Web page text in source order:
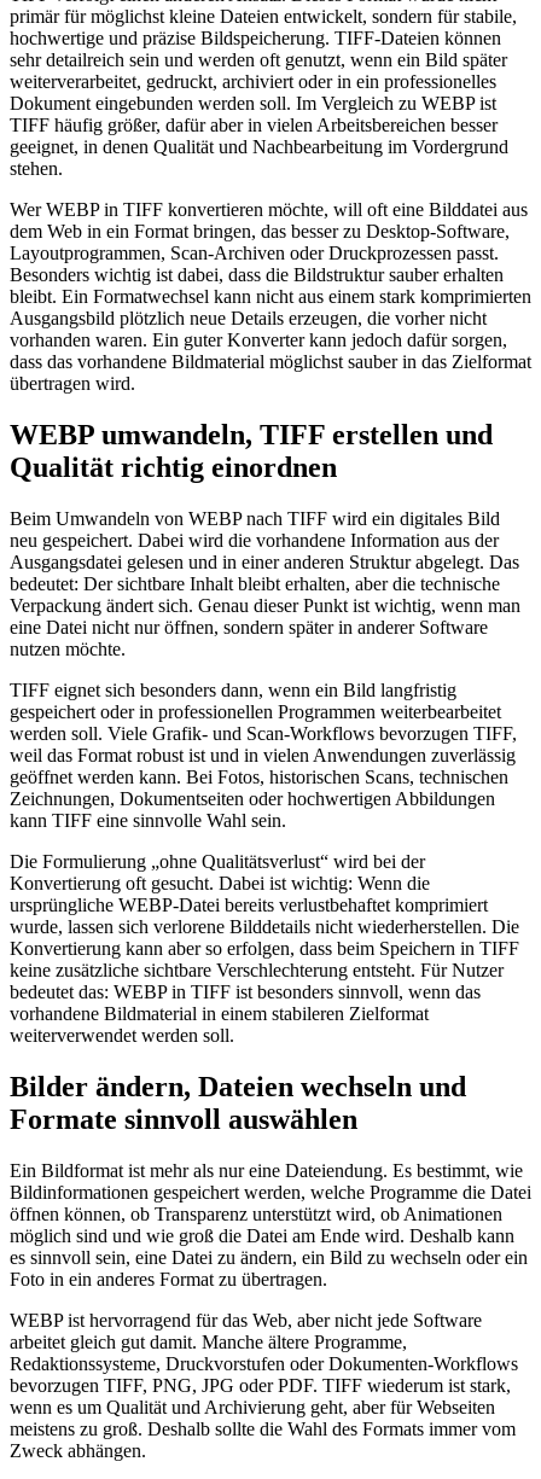
primär für möglichst kleine Dateien entwickelt, sondern für stabile,
hochwertige und präzise Bildspeicherung. TIFF-Dateien können
sehr detailreich sein und werden oft genutzt, wenn ein Bild später
weiterverarbeitet, gedruckt, archiviert oder in ein professionelles
Dokument eingebunden werden soll. Im Vergleich zu WEBP ist
TIFF häufig größer, dafür aber in vielen Arbeitsbereichen besser
geeignet, in denen Qualität und Nachbearbeitung im Vordergrund
stehen.
Wer WEBP in TIFF konvertieren möchte, will oft eine Bilddatei aus
dem Web in ein Format bringen, das besser zu Desktop-Software,
Layoutprogrammen, Scan-Archiven oder Druckprozessen passt.
Besonders wichtig ist dabei, dass die Bildstruktur sauber erhalten
bleibt. Ein Formatwechsel kann nicht aus einem stark komprimierten
Ausgangsbild plötzlich neue Details erzeugen, die vorher nicht
vorhanden waren. Ein guter Konverter kann jedoch dafür sorgen,
dass das vorhandene Bildmaterial möglichst sauber in das Zielformat
übertragen wird.
WEBP umwandeln, TIFF erstellen und
Qualität richtig einordnen
Beim Umwandeln von WEBP nach TIFF wird ein digitales Bild
neu gespeichert. Dabei wird die vorhandene Information aus der
Ausgangsdatei gelesen und in einer anderen Struktur abgelegt. Das
bedeutet: Der sichtbare Inhalt bleibt erhalten, aber die technische
Verpackung ändert sich. Genau dieser Punkt ist wichtig, wenn man
eine Datei nicht nur öffnen, sondern später in anderer Software
nutzen möchte.
TIFF eignet sich besonders dann, wenn ein Bild langfristig
gespeichert oder in professionellen Programmen weiterbearbeitet
werden soll. Viele Grafik- und Scan-Workflows bevorzugen TIFF,
weil das Format robust ist und in vielen Anwendungen zuverlässig
geöffnet werden kann. Bei Fotos, historischen Scans, technischen
Zeichnungen, Dokumentseiten oder hochwertigen Abbildungen
kann TIFF eine sinnvolle Wahl sein.
Die Formulierung „ohne Qualitätsverlust“ wird bei der
Konvertierung oft gesucht. Dabei ist wichtig: Wenn die
ursprüngliche WEBP-Datei bereits verlustbehaftet komprimiert
wurde, lassen sich verlorene Bilddetails nicht wiederherstellen. Die
Konvertierung kann aber so erfolgen, dass beim Speichern in TIFF
keine zusätzliche sichtbare Verschlechterung entsteht. Für Nutzer
bedeutet das: WEBP in TIFF ist besonders sinnvoll, wenn das
vorhandene Bildmaterial in einem stabileren Zielformat
weiterverwendet werden soll.
Bilder ändern, Dateien wechseln und
Formate sinnvoll auswählen
Ein Bildformat ist mehr als nur eine Dateiendung. Es bestimmt, wie
Bildinformationen gespeichert werden, welche Programme die Datei
öffnen können, ob Transparenz unterstützt wird, ob Animationen
möglich sind und wie groß die Datei am Ende wird. Deshalb kann
es sinnvoll sein, eine Datei zu ändern, ein Bild zu wechseln oder ein
Foto in ein anderes Format zu übertragen.
WEBP ist hervorragend für das Web, aber nicht jede Software
arbeitet gleich gut damit. Manche ältere Programme,
Redaktionssysteme, Druckvorstufen oder Dokumenten-Workflows
bevorzugen TIFF, PNG, JPG oder PDF. TIFF wiederum ist stark,
wenn es um Qualität und Archivierung geht, aber für Webseiten
meistens zu groß. Deshalb sollte die Wahl des Formats immer vom
Zweck abhängen.